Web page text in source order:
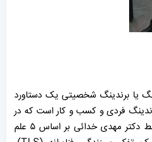
یا برندینگ شخصیتی یک دستاورد
فردی و کسب و کار است که در
دو دهه اخیر توسط دکتر مهدی خدائی بر اساس ۵ علم